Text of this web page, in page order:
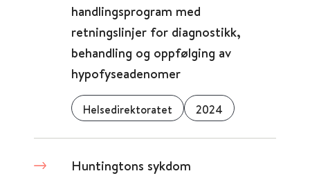
handlingsprogram med
retningslinjer for diagnostikk,
behandling og oppfølging av
hypofyseadenomer
Helsedirektoratet 2024
Huntingtons sykdom